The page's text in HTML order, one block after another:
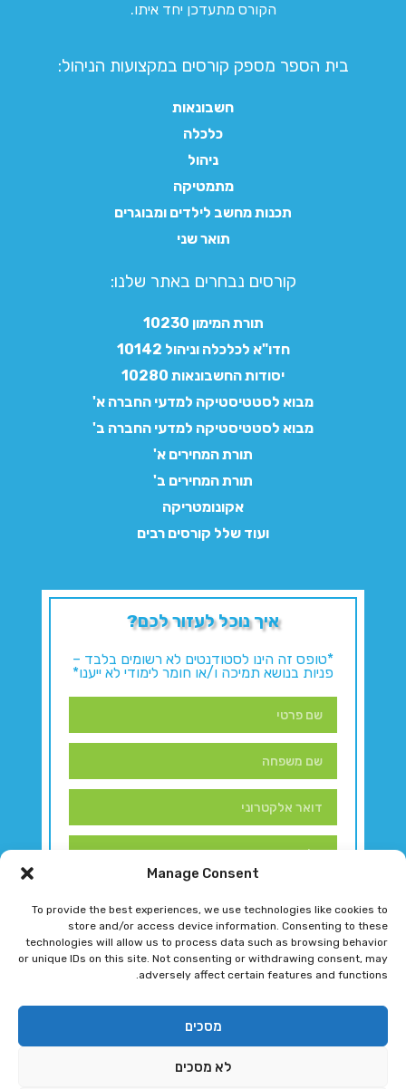
Manage Consent
To provide the best experiences, we use technologies like cookies to
store and/or access device information. Consenting to these
technologies will allow us to process data such as browsing behavior
or unique IDs on this site. Not consenting or withdrawing consent, may
adversely affect certain features and functions.
מסכים
לא מסכים
הקורס מתעדכן יחד איתו.
בית הספר מספק קורסים במקצועות הניהול:
חשבונאות
כלכלה
ניהול
מתמטיקה
תכנות מחשב לילדים ומבוגרים
תואר שני
קורסים נבחרים באתר שלנו:​
תורת המימון 10230
חדו"א לכלכלה וניהול 10142
יסודות החשבונאות 10280
מבוא לסטטיסטיקה למדעי החברה א'
מבוא לסטטיסטיקה למדעי החברה ב'
תורת המחירים א'
תורת המחירים ב'
אקונומטריקה
ועוד שלל קורסים רבים
איך נוכל לעזור לכם?
*טופס זה הינו לסטודנטים לא רשומים בלבד –
פניות בנושא תמיכה ו/או חומר לימודי לא ייענו*